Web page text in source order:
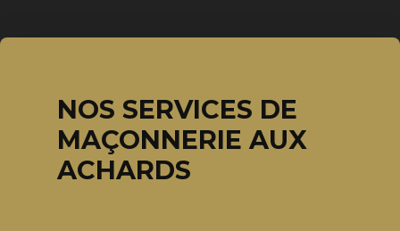
NOS SERVICES DE
MAÇONNERIE AUX
ACHARDS